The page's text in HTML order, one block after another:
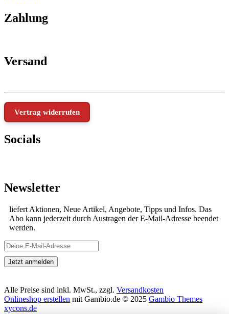
Zahlung
Versand
Vertrag widerrufen
Socials
Newsletter
liefert Aktionen, Neue Artikel, Angebote, Tipps und Infos. Das
Abo kann jederzeit durch Austragen der E-Mail-Adresse beendet
werden.
Alle Preise sind inkl. MwSt., zzgl. Versandkosten
Onlineshop erstellen mit Gambio.de © 2025 Gambio Themes
xycons.de